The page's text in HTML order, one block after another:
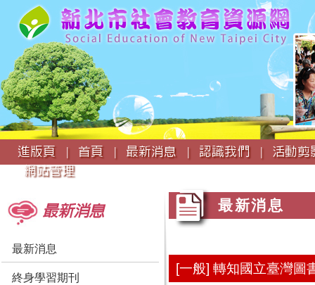
:::
進版頁 |
首頁 | 最新消息 | 認識我們 |
活動
網站管理
最新消息
最新消息
終身學習期刊
最新消息
[一般] 轉知國立臺灣圖